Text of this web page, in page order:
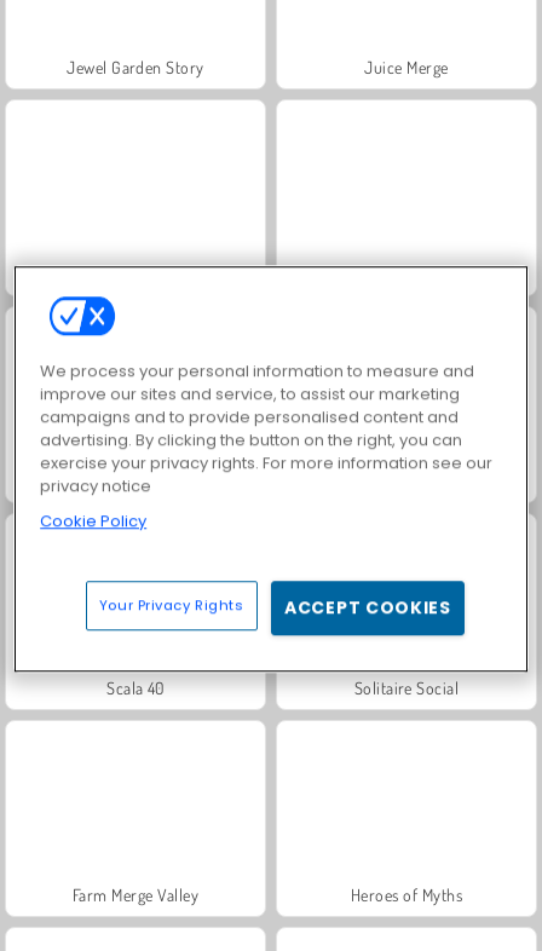
Jewel Garden Story Juice Merge
Grand Mahjong Connect Trollface Quest: USA 2
Scala 40 Solitaire Social
Farm Merge Valley Heroes of Myths
We process your personal information to measure and
improve our sites and service, to assist our marketing
campaigns and to provide personalised content and
advertising. By clicking the button on the right, you can
exercise your privacy rights. For more information see our
privacy notice
Cookie Policy
Your Privacy Rights ACCEPT COOKIES